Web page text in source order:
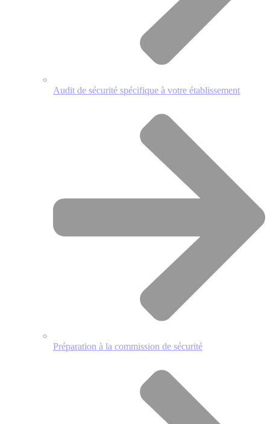
Audit de sécurité spécifique à votre établissement
Préparation à la commission de sécurité